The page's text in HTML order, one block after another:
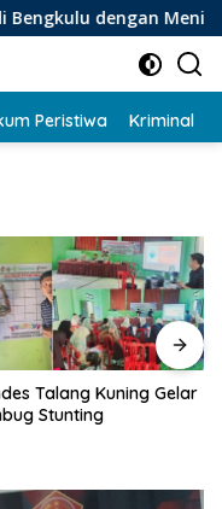
Meningkatkan
Peristiwa Kriminal
Talang Kuning Gelar
Stunting